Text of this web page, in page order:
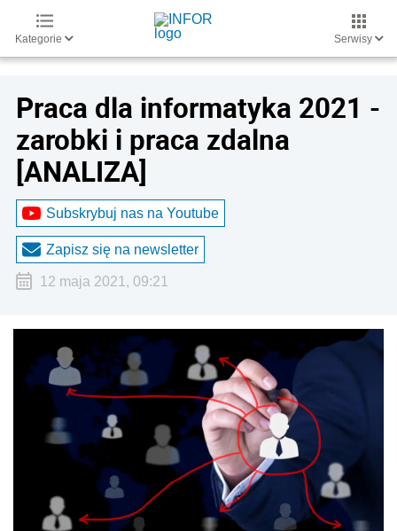
Kategorie Serwisy
Praca dla informatyka 2021 -
zarobki i praca zdalna
[ANALIZA]
Subskrybuj nas na Youtube
Zapisz się na newsletter
12 maja 2021, 09:21